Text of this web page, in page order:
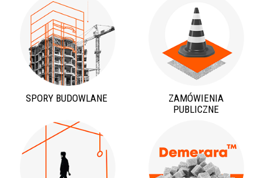
SPORY BUDOWLANE ZAMÓWIENIA
PUBLICZNE